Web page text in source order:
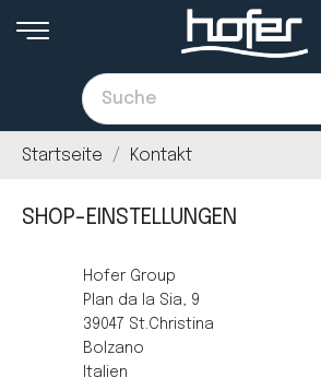
Startseite Kontakt
SHOP-EINSTELLUNGEN
Hofer Group
Plan da la Sia, 9
39047 St.Christina
Bolzano
Italien